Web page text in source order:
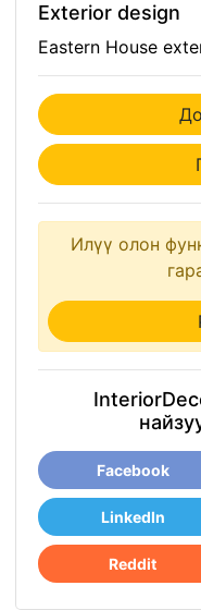
Exterior design
Eastern House
Илүү олон
Facebook
LinkedIn
Reddit